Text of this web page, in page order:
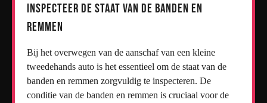
Inspecteer de staat van de banden en
remmen
Bij het overwegen van de aanschaf van een kleine
tweedehands auto is het essentieel om de staat van de
banden en remmen zorgvuldig te inspecteren. De
conditie van de banden en remmen is cruciaal voor de